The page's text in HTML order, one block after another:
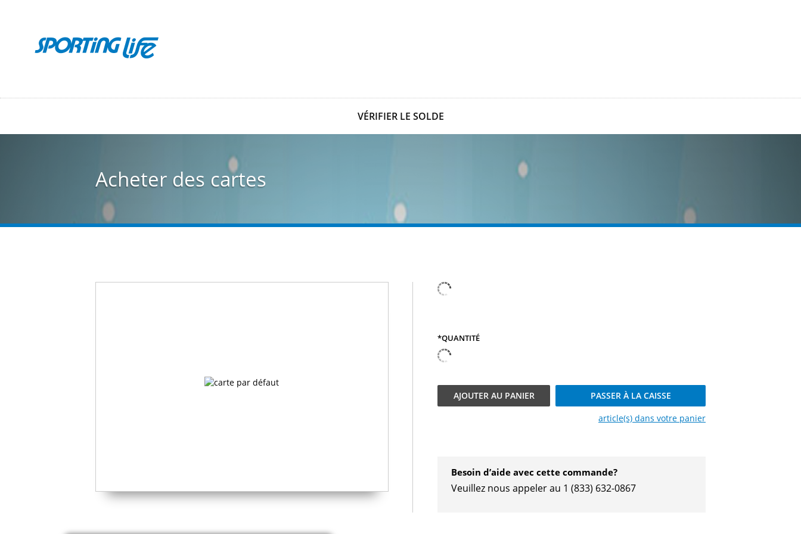
VÉRIFIER LE SOLDE
Acheter des cartes
*QUANTITÉ
AJOUTER AU PANIER
PASSER À LA CAISSE
article(s) dans votre panier
Besoin d’aide avec cette commande?
Veuillez nous appeler au 1 (833) 632-0867